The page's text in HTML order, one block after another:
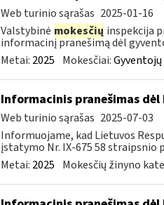
Web turinio sąrašas 2025-01-16
Valstybinė mokesčių inspekcija
informacinį pranešimą dėl
Metai: 2025 Mokesčiai:
Informacinis pranešimas
Web turinio sąrašas 2025-07-03
Informuojame, kad Lietuvos
įstatymo Nr. IX-675 58 straipsnio
Metai: 2025 Mokesčių žinyno